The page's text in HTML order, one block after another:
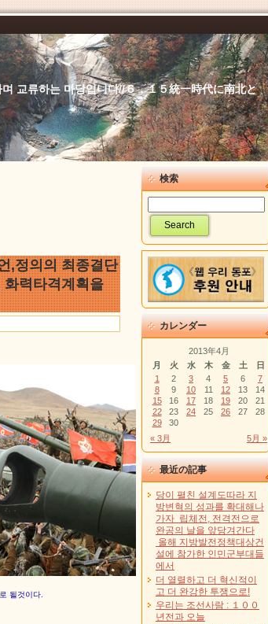
교류하는 마당입니다//６．１５統一時代に南北と
,정의의 최종결단
력타격계획을
될것이다.
検索
カレンダー
2013年4月
月
火 水 木 金 土 日
« 3月 5月 »
1 2 3 4 5 6
7
8
9 10 11 12 13
14
15
16 17 18 19 20
21
22
23 24 25 26 27
28
29
30
最近の記事
당이 펼친 설계도따라 지
방변혁의 성과를 확대해나
가자 립체전, 전격전으로
완공의 날을 앞당겨간다
올해 지방발전정책대상건
설에 참가한 인민군부대들
에서
더 열렬하고 더 혁신적이
고 더 완강한 투쟁으로!
우리는 조선사람 : １００
년전과 오늘